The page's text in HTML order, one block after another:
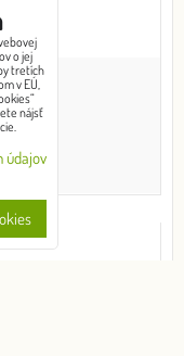
o jej
tretích
v EÚ,
nájsť
údajov